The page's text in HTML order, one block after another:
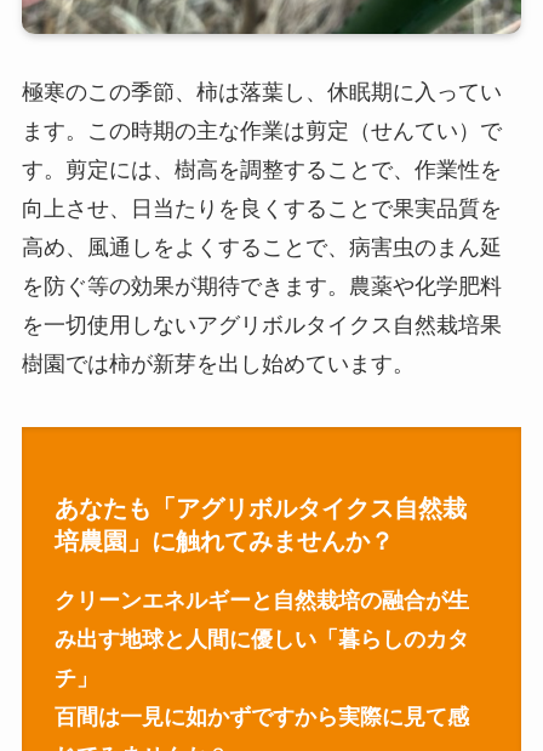
極寒のこの季節、柿は落葉し、休眠期に入ってい
ます。この時期の主な作業は剪定（せんてい）で
す。剪定には、樹高を調整することで、作業性を
向上させ、日当たりを良くすることで果実品質を
高め、風通しをよくすることで、病害虫のまん延
を防ぐ等の効果が期待できます。農薬や化学肥料
を一切使用しないアグリボルタイクス自然栽培果
樹園では柿が新芽を出し始めています。
あなたも「アグリボルタイクス自然栽
培農園」に触れてみませんか？
クリーンエネルギーと自然栽培の融合が生
み出す地球と人間に優しい「暮らしのカタ
チ」
百間は一見に如かずですから実際に見て感